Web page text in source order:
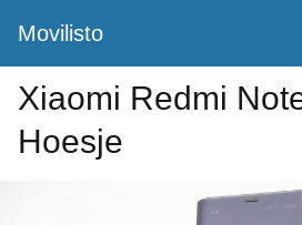
Movilisto
Xiaomi Redmi
Hoesje